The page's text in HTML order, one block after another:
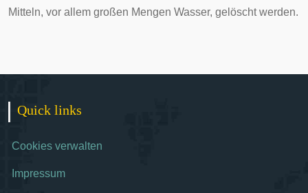
Mitteln, vor allem großen Mengen Wasser, gelöscht werden.
Quick links
Cookies verwalten
Impressum